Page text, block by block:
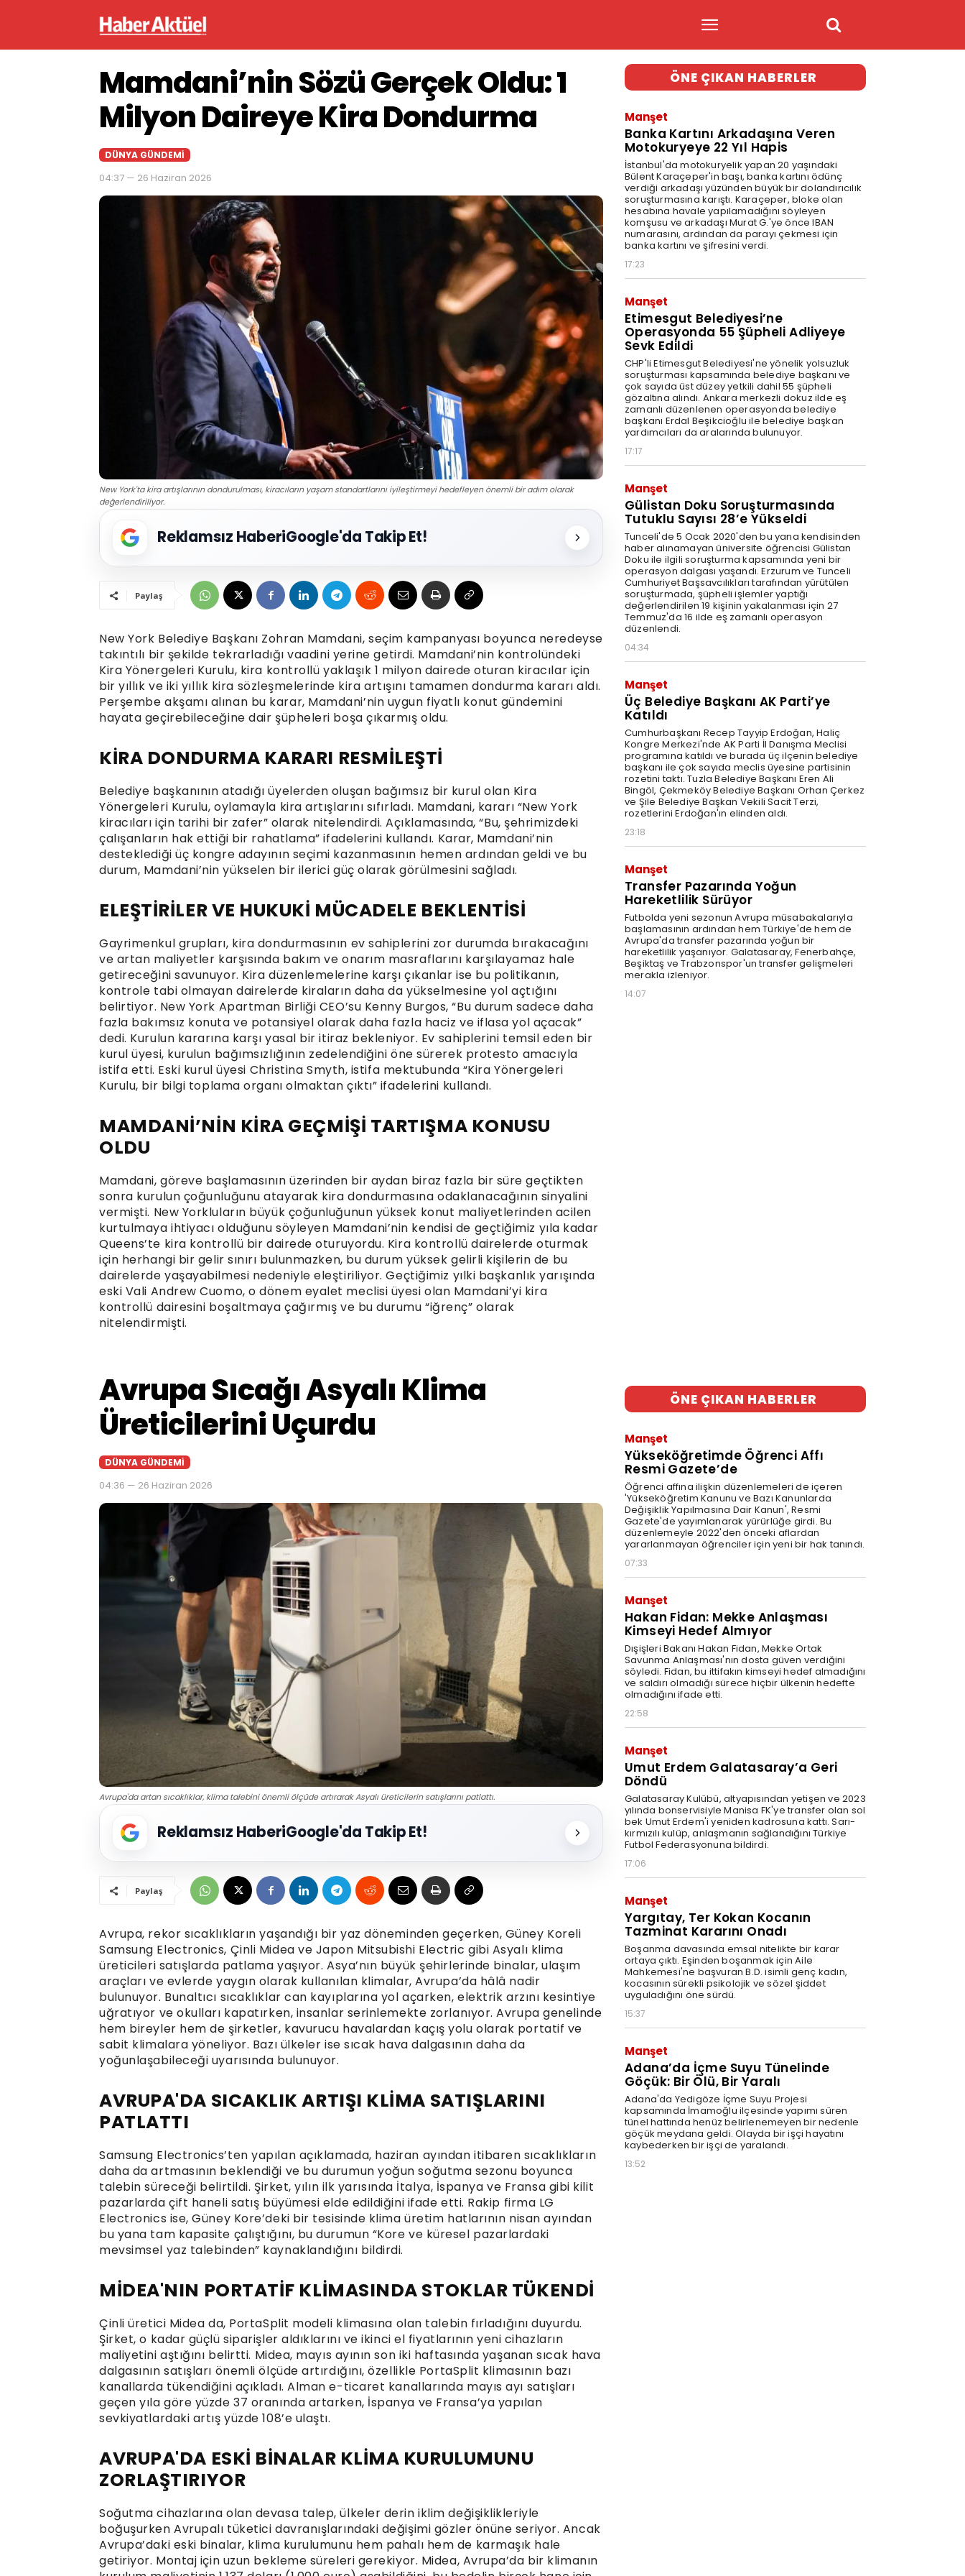
Mamdani’nin Sözü Gerçek Oldu: 1
Milyon Daireye Kira Dondurma
DÜNYA GÜNDEMI
04:37 — 26 Haziran 2026
New York'ta kira artışlarının dondurulması, kiracıların yaşam standartlarını iyileştirmeyi hedefleyen önemli bir adım olarak
değerlendiriliyor.
Reklamsız HaberiGoogle'da Takip Et!
Paylaş
New York Belediye Başkanı Zohran Mamdani, seçim kampanyası boyunca neredeyse
takıntılı bir şekilde tekrarladığı vaadini yerine getirdi. Mamdani’nin kontrolündeki
Kira Yönergeleri Kurulu, kira kontrollü yaklaşık 1 milyon dairede oturan kiracılar için
bir yıllık ve iki yıllık kira sözleşmelerinde kira artışını tamamen dondurma kararı aldı.
Perşembe akşamı alınan bu karar, Mamdani’nin uygun fiyatlı konut gündemini
hayata geçirebileceğine dair şüpheleri boşa çıkarmış oldu.
KİRA DONDURMA KARARI RESMİLEŞTİ
Belediye başkanının atadığı üyelerden oluşan bağımsız bir kurul olan Kira
Yönergeleri Kurulu, oylamayla kira artışlarını sıfırladı. Mamdani, kararı “New York
kiracıları için tarihi bir zafer” olarak nitelendirdi. Açıklamasında, “Bu, şehrimizdeki
çalışanların hak ettiği bir rahatlama” ifadelerini kullandı. Karar, Mamdani’nin
desteklediği üç kongre adayının seçimi kazanmasının hemen ardından geldi ve bu
durum, Mamdani’nin yükselen bir ilerici güç olarak görülmesini sağladı.
ELEŞTİRİLER VE HUKUKİ MÜCADELE BEKLENTİSİ
Gayrimenkul grupları, kira dondurmasının ev sahiplerini zor durumda bırakacağını
ve artan maliyetler karşısında bakım ve onarım masraflarını karşılayamaz hale
getireceğini savunuyor. Kira düzenlemelerine karşı çıkanlar ise bu politikanın,
kontrole tabi olmayan dairelerde kiraların daha da yükselmesine yol açtığını
belirtiyor. New York Apartman Birliği CEO’su Kenny Burgos, “Bu durum sadece daha
fazla bakımsız konuta ve potansiyel olarak daha fazla haciz ve iflasa yol açacak”
dedi. Kurulun kararına karşı yasal bir itiraz bekleniyor. Ev sahiplerini temsil eden bir
kurul üyesi, kurulun bağımsızlığının zedelendiğini öne sürerek protesto amacıyla
istifa etti. Eski kurul üyesi Christina Smyth, istifa mektubunda “Kira Yönergeleri
Kurulu, bir bilgi toplama organı olmaktan çıktı” ifadelerini kullandı.
MAMDANİ’NİN KİRA GEÇMİŞİ TARTIŞMA KONUSU
OLDU
Mamdani, göreve başlamasının üzerinden bir aydan biraz fazla bir süre geçtikten
sonra kurulun çoğunluğunu atayarak kira dondurmasına odaklanacağının sinyalini
vermişti. New Yorkluların büyük çoğunluğunun yüksek konut maliyetlerinden acilen
kurtulmaya ihtiyacı olduğunu söyleyen Mamdani’nin kendisi de geçtiğimiz yıla kadar
Queens’te kira kontrollü bir dairede oturuyordu. Kira kontrollü dairelerde oturmak
için herhangi bir gelir sınırı bulunmazken, bu durum yüksek gelirli kişilerin de bu
dairelerde yaşayabilmesi nedeniyle eleştiriliyor. Geçtiğimiz yılki başkanlık yarışında
eski Vali Andrew Cuomo, o dönem eyalet meclisi üyesi olan Mamdani’yi kira
kontrollü dairesini boşaltmaya çağırmış ve bu durumu “iğrenç” olarak
nitelendirmişti.
ÖNE ÇIKAN HABERLER
Manşet
Banka Kartını Arkadaşına Veren
Motokuryeye 22 Yıl Hapis
İstanbul'da motokuryelik yapan 20 yaşındaki
Bülent Karaçeper'in başı, banka kartını ödünç
verdiği arkadaşı yüzünden büyük bir dolandırıcılık
soruşturmasına karıştı. Karaçeper, bloke olan
hesabına havale yapılamadığını söyleyen
komşusu ve arkadaşı Murat G.'ye önce IBAN
numarasını, ardından da parayı çekmesi için
banka kartını ve şifresini verdi.
17:23
Manşet
Etimesgut Belediyesi’ne
Operasyonda 55 Şüpheli Adliyeye
Sevk Edildi
CHP'li Etimesgut Belediyesi'ne yönelik yolsuzluk
soruşturması kapsamında belediye başkanı ve
çok sayıda üst düzey yetkili dahil 55 şüpheli
gözaltına alındı. Ankara merkezli dokuz ilde eş
zamanlı düzenlenen operasyonda belediye
başkanı Erdal Beşikcioğlu ile belediye başkan
yardımcıları da aralarında bulunuyor.
17:17
Manşet
Gülistan Doku Soruşturmasında
Tutuklu Sayısı 28’e Yükseldi
Tunceli'de 5 Ocak 2020'den bu yana kendisinden
haber alınamayan üniversite öğrencisi Gülistan
Doku ile ilgili soruşturma kapsamında yeni bir
operasyon dalgası yaşandı. Erzurum ve Tunceli
Cumhuriyet Başsavcılıkları tarafından yürütülen
soruşturmada, şüpheli işlemler yaptığı
değerlendirilen 19 kişinin yakalanması için 27
Temmuz'da 16 ilde eş zamanlı operasyon
düzenlendi.
04:34
Manşet
Üç Belediye Başkanı AK Parti’ye
Katıldı
Cumhurbaşkanı Recep Tayyip Erdoğan, Haliç
Kongre Merkezi'nde AK Parti İl Danışma Meclisi
programına katıldı ve burada üç ilçenin belediye
başkanı ile çok sayıda meclis üyesine partisinin
rozetini taktı. Tuzla Belediye Başkanı Eren Ali
Bingöl, Çekmeköy Belediye Başkanı Orhan Çerkez
ve Şile Belediye Başkan Vekili Sacit Terzi,
rozetlerini Erdoğan'ın elinden aldı.
23:18
Manşet
Transfer Pazarında Yoğun
Hareketlilik Sürüyor
Futbolda yeni sezonun Avrupa müsabakalarıyla
başlamasının ardından hem Türkiye'de hem de
Avrupa'da transfer pazarında yoğun bir
hareketlilik yaşanıyor. Galatasaray, Fenerbahçe,
Beşiktaş ve Trabzonspor'un transfer gelişmeleri
merakla izleniyor.
14:07